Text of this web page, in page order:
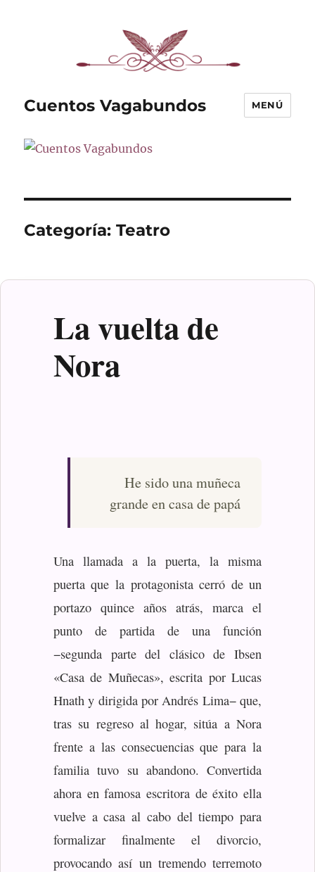
Cuentos Vagabundos MENÚ
Categoría:Teatro
La vuelta de
Nora
He sido una muñeca
grande en casa de papá
Una llamada a la puerta, la misma
puerta que la protagonista cerró de un
portazo quince años atrás, marca el
punto de partida de una función
−segunda parte del clásico de Ibsen
«Casa de Muñecas», escrita por Lucas
Hnath y dirigida por Andrés Lima− que,
tras su regreso al hogar, sitúa a Nora
frente a las consecuencias que para la
familia tuvo su abandono. Convertida
ahora en famosa escritora de éxito ella
vuelve a casa al cabo del tiempo para
formalizar finalmente el divorcio,
provocando así un tremendo terremoto